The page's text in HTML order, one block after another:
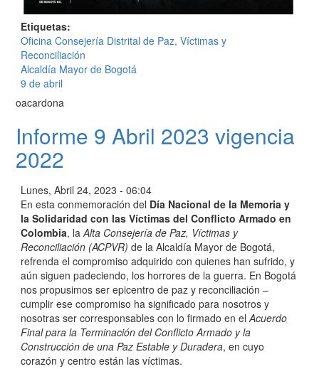
Etiquetas
Oficina Consejería Distrital de Paz, Víctimas y
Reconciliación
Alcaldía Mayor de Bogotá
9 de abril
oacardona
Informe 9 Abril 2023 vigencia
2022
Lunes, Abril 24, 2023 - 06:04
En esta conmemoración del Día Nacional de la Memoria y
la Solidaridad con las Víctimas del Conflicto Armado en
Colombia, laAlta Consejería de Paz, Víctimas y
Reconciliación (ACPVR) de la Alcaldía Mayor de Bogotá,
refrenda el compromiso adquirido con quienes han sufrido, y
aún siguen padeciendo, los horrores de la guerra. En Bogotá
nos propusimos ser epicentro de paz y reconciliación –
cumplir ese compromiso ha significado para nosotros y
nosotras ser corresponsables con lo firmado en elAcuerdo
Final para la Terminación del Conflicto Armado y la
Construcción de una Paz Estable y Duradera, en cuyo
corazón y centro están las víctimas.